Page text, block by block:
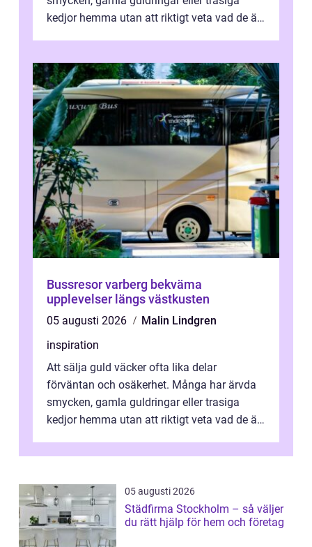
kedjor hemma utan att riktigt veta vad de är
Bussresor varberg bekväma
upplevelser längs västkusten
05 augusti 2026
Malin Lindgren
inspiration
Att sälja guld väcker ofta lika delar
förväntan och osäkerhet. Många har ärvda
smycken, gamla guldringar eller trasiga
kedjor hemma utan att riktigt veta vad de är
05 augusti 2026
Städfirma Stockholm – så väljer
du rätt hjälp för hem och företag